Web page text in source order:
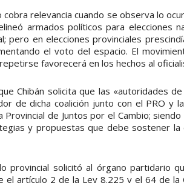
relevancia cuando se observa lo
armados políticos para elecciones
pero en elecciones provinciales
el voto del espacio. El
favorecerá en los hechos al
Chibán solicita que las «autoridades
de dicha coalición junto con el PRO y
de Juntos por el Cambio;
y propuestas que debe sostener
provincial solicitó al órgano partidario
el artículo 2 de la Ley 8.225 y el 64 de